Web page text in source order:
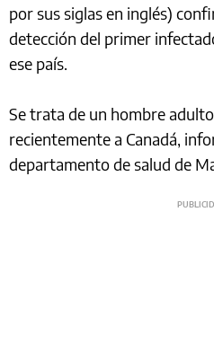
por sus siglas en inglés)
detección del primer
ese país.
Se trata de un hombre
recientemente a Canadá,
departamento de salud de